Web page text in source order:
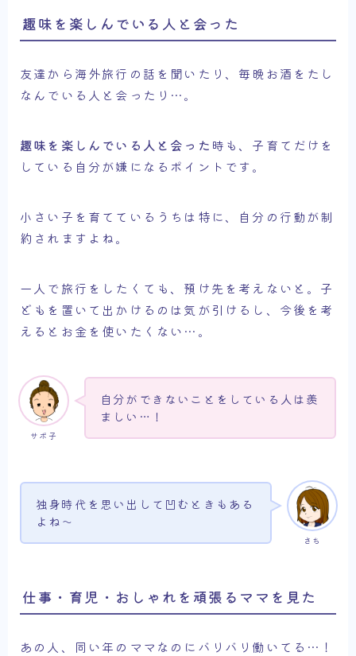
趣味を楽しんでいる人と会った
友達から海外旅行の話を聞いたり、毎晩お酒をたし
なんでいる人と会ったり…。
趣味を楽しんでいる人と会った 時も、子育てだけを
している自分が嫌になるポイントです。
小さい子を育てているうちは特に、自分の行動が制
約されますよね。
一人で旅行をしたくても、預け先を考えないと。子
どもを置いて出かけるのは気が引けるし、今後を考
えるとお金を使いたくない…。
サボ子
自分ができないことをしている人は羨
ましい…！
さち
独身時代を思い出して凹むときもある
よね～
仕事・育児・おしゃれを頑張るママを見た
あの人、同い年のママなのにバリバリ働いてる…！